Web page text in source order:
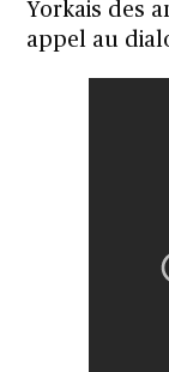
Yorkais des
appel au